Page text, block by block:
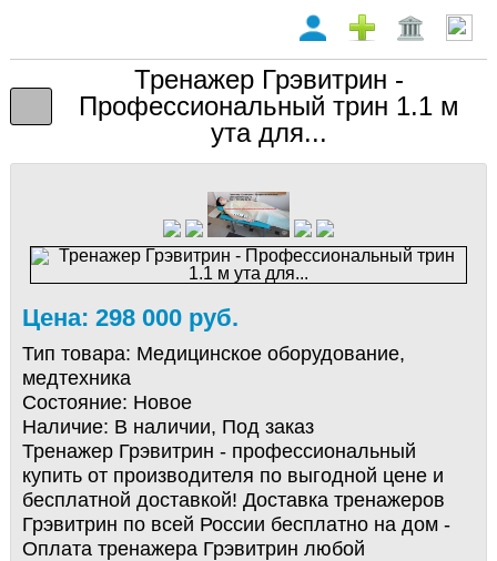
Тренажер Грэвитрин -
Профессиональный трин 1.1 м
ута для...
Цена: 298 000 руб.
Тип товара: Медицинское оборудование,
медтехника
Состояние: Новое
Наличие: В наличии, Под заказ
Тренажер Грэвитрин - профессиональный
купить от производителя по выгодной цене и
бесплатной доставкой! Доставка тренажеров
Грэвитрин по всей России бесплатно на дом -
Оплата тренажера Грэвитрин любой